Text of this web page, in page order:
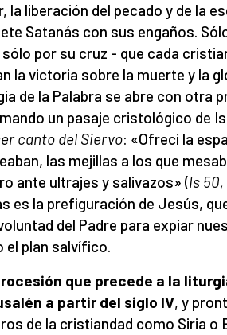
la liberación del pecado y de la
Satanás con sus engaños.
sólo por su cruz - que cada
la victoria sobre la muerte y la
de la Palabra se abre con otra
un pasaje cristológico de
canto del Siervo: «Ofrecí la
las mejillas a los que
ante ultrajes y salivazos» (Is 50,
es la prefiguración de Jesús,
del Padre para expiar
el plan salvífico.
que precede a la
a partir del siglo IV, y
de la cristiandad como Siria o